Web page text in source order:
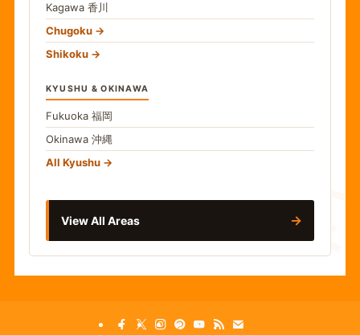
食
Kagawa 香川
Chugoku
Shikoku
KYUSHU & OKINAWA
Fukuoka 福岡
Okinawa 沖縄
All Kyushu
View All Areas →